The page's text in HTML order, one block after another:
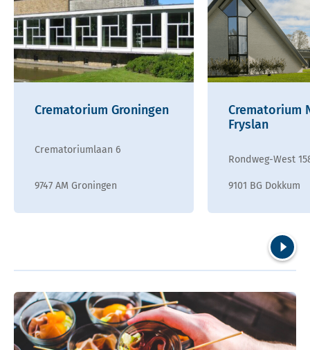
Crematorium Groningen
Crematoriumlaan 6
9747 AM Groningen
Crematorium
Fryslan
Rondweg-West
9101 BG Dokkum